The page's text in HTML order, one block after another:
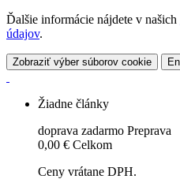
Ďalšie informácie nájdete v našich
údajov.
Zobraziť výber súborov cookie
Žiadne články
doprava zadarmo Preprava
0,00 € Celkom
Ceny vrátane DPH.